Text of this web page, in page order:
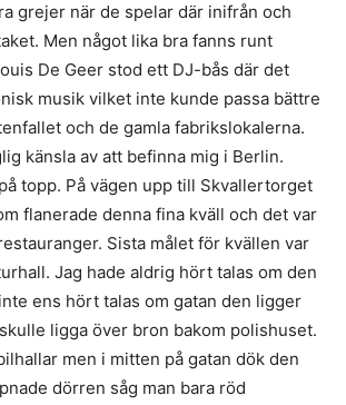
grejer när de spelar där inifrån och
Men något lika bra fanns runt
De Geer stod ett DJ-bås där det
musik vilket inte kunde passa bättre
och de gamla fabrikslokalerna.
känsla av att befinna mig i Berlin.
topp. På vägen upp till Skvallertorget
flanerade denna fina kväll och det var
Sista målet för kvällen var
Jag hade aldrig hört talas om den
ens hört talas om gatan den ligger
ligga över bron bakom polishuset.
men i mitten på gatan dök den
dörren såg man bara röd